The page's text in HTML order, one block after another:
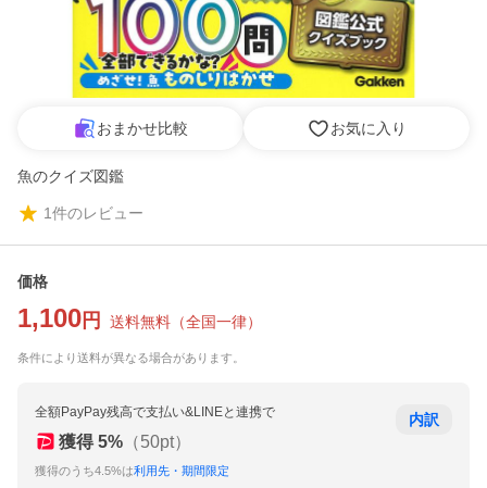
おまかせ比較 お気に入り
魚のクイズ図鑑
1件のレビュー
価格
1,100 円 送料無料 （全国一律）
条件により送料が異なる場合があります。
全額PayPay残高で支払い&LINEと連携で
獲得 5% （50pt）
獲得のうち4.5%は利用先・期間限定
内訳